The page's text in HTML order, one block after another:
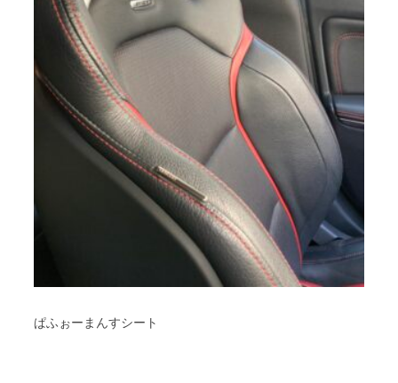
ぱふぉーまんすシート